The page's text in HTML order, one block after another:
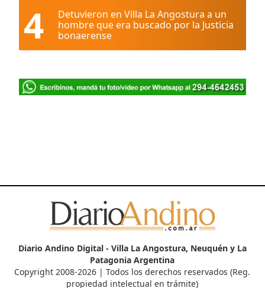
4
Detuvieron en Villa La Angostura a un
hombre que era buscado por la Justicia
bonaerense
Diario Andino Digital - Villa La Angostura, Neuquén y La
Patagonia Argentina
Copyright 2008-2026 | Todos los derechos reservados (Reg.
propiedad intelectual en trámite)